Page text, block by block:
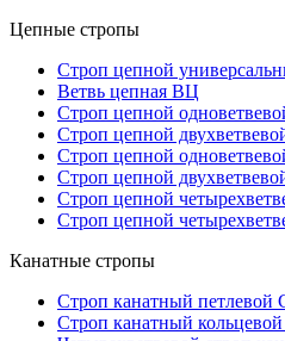
Цепные стропы
Строп цепной
Ветвь цепная ВЦ
Строп цепной
Строп цепной
Строп цепной
Строп цепной
Строп цепной
Строп цепной
Канатные стропы
Строп канатный
Строп канатный